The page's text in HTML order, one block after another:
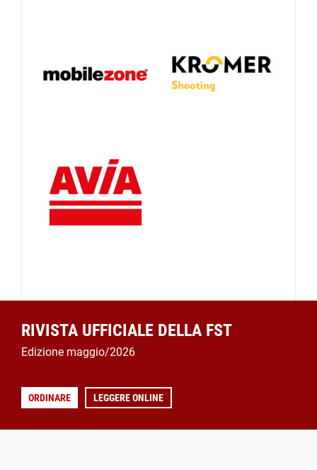
RIVISTA UFFICIALE DELLA FST
Edizione maggio/2026
ORDINARE LEGGERE ONLINE